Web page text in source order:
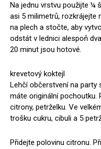
Na jednu vrstvu použijte ¼
asi 5 milimetrů, rozkrájejte
na plech a stočte, aby
odstát v lednici alespoň
20 minut jsou hotové.
krevetový koktejl
Lehčí občerstvení na party
máte originální pochoutku.
citrony, petrželku. Ve
trošku cukru, cibuli a 5
Přidejte polovinu citronu.